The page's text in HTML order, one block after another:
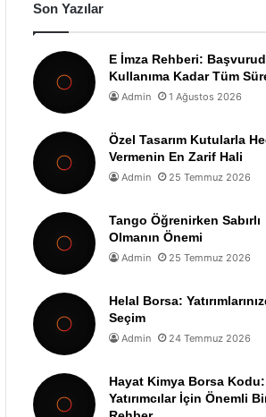
Son Yazılar
E İmza Rehberi:
Kullanıma Kadar Tüm
Admin 1 Ağustos 2026
Özel Tasarım Kutularla
Vermenin En Zarif Hali
Admin 25 Temmuz 2026
Tango Öğrenirken Sabırlı
Olmanın Önemi
Admin 25 Temmuz 2026
Helal Borsa:
Seçim
Admin 24 Temmuz 2026
Hayat Kimya Borsa Kodu:
Yatırımcılar İçin Önemli